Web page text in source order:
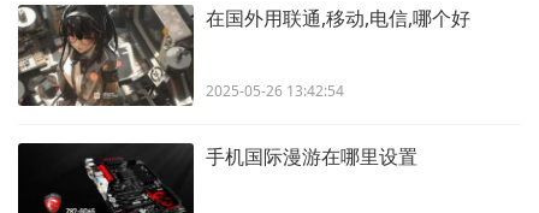
在国外用联通,移动,电信,哪个好
2025-05-26 13:42:54
手机国际漫游在哪里设置